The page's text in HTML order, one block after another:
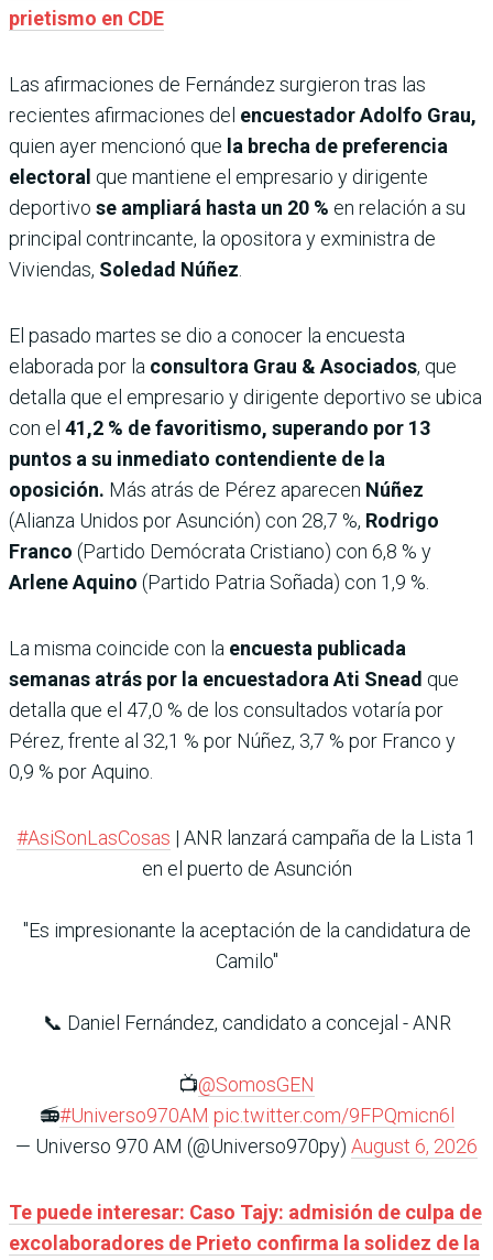
prietismo en CDE
Las afirmaciones de Fernández surgieron tras las
recientes afirmaciones del encuestador Adolfo Grau,
quien ayer mencionó que la brecha de preferencia
electoral que mantiene el empresario y dirigente
deportivo se ampliará hasta un 20 % en relación a su
principal contrincante, la opositora y exministra de
Viviendas, Soledad Núñez
El pasado martes se dio a conocer la encuesta
elaborada por la consultora Grau & Asociados, que
detalla que el empresario y dirigente deportivo se ubica
con el 41,2 % de favoritismo, superando por 13
puntos a su inmediato contendiente de la
oposición. Más atrás de Pérez aparecen Núñez
(Alianza Unidos por Asunción) con 28,7 %, Rodrigo
Franco (Partido Demócrata Cristiano) con 6,8 % y
Arlene Aquino (Partido Patria Soñada) con 1,9 %.
La misma coincide con la encuesta publicada
semanas atrás por la encuestadora Ati Snead que
detalla que el 47,0 % de los consultados votaría por
Pérez, frente al 32,1 % por Núñez, 3,7 % por Franco y
0,9 % por Aquino.
#AsiSonLasCosas | ANR lanzará campaña de la Lista 1
en el puerto de Asunción
"Es impresionante la aceptación de la candidatura de
Camilo"
📞 Daniel Fernández, candidato a concejal - ANR
📺@SomosGEN
📻#Universo970AM pic.twitter.com/9FPQmicn6l
— Universo 970 AM (@Universo970py) August 6, 2026
Te puede interesar: Caso Tajy: admisión de culpa de
excolaboradores de Prieto confirma la solidez de la